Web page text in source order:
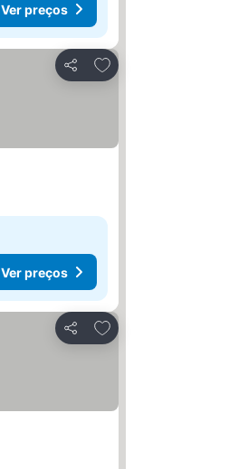
Ver preços
Partilhar
Adicionar aos
Ver preços
Partilhar
Adicionar aos